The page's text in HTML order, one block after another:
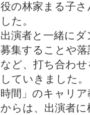
役の林家まる子
した。
出演者と一緒に
募集することや
など、打ち合わ
していきました
時間」のキャリ
からは、出演者